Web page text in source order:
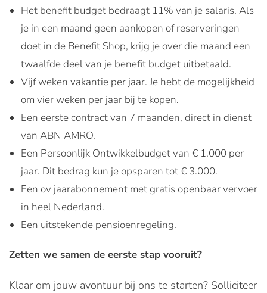
Het benefit budget bedraagt 11% van je salaris. Als
je in een maand geen aankopen of reserveringen
doet in de Benefit Shop, krijg je over die maand een
twaalfde deel van je benefit budget uitbetaald.
Vijf weken vakantie per jaar. Je hebt de mogelijkheid
om vier weken per jaar bij te kopen.
Een eerste contract van 7 maanden, direct in dienst
van ABN AMRO.
Een Persoonlijk Ontwikkelbudget van € 1.000 per
jaar. Dit bedrag kun je opsparen tot € 3.000.
Een ov jaarabonnement met gratis openbaar vervoer
in heel Nederland.
Een uitstekende pensioenregeling.
Zetten we samen de eerste stap vooruit?
Klaar om jouw avontuur bij ons te starten? Solliciteer